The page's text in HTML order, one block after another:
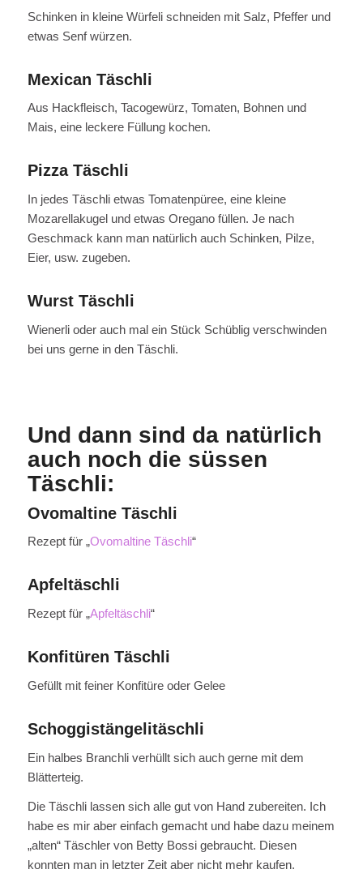
Schinken in kleine Würfeli schneiden mit Salz, Pfeffer und
etwas Senf würzen.
Mexican Täschli
Aus Hackfleisch, Tacogewürz, Tomaten, Bohnen und
Mais, eine leckere Füllung kochen.
Pizza Täschli
In jedes Täschli etwas Tomatenpüree, eine kleine
Mozarellakugel und etwas Oregano füllen. Je nach
Geschmack kann man natürlich auch Schinken, Pilze,
Eier, usw. zugeben.
Wurst Täschli
Wienerli oder auch mal ein Stück Schüblig verschwinden
bei uns gerne in den Täschli.
Und dann sind da natürlich
auch noch die süssen
Täschli:
Ovomaltine Täschli
Rezept für „Ovomaltine Täschli“
Apfeltäschli
Rezept für „Apfeltäschli“
Konfitüren Täschli
Gefüllt mit feiner Konfitüre oder Gelee
Schoggistängelitäschli
Ein halbes Branchli verhüllt sich auch gerne mit dem
Blätterteig.
Die Täschli lassen sich alle gut von Hand zubereiten. Ich
habe es mir aber einfach gemacht und habe dazu meinem
„alten“ Täschler von Betty Bossi gebraucht. Diesen
konnten man in letzter Zeit aber nicht mehr kaufen.